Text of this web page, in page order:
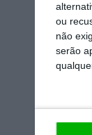
ou
não
serão